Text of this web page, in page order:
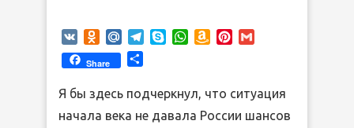
VK Odnoklassniki
Mail.RuTelegram
SkypeWhatsApp
AmazonPinterest
Share
Я бы здесь подчеркнул, что ситуация
начала века не давала России шансов